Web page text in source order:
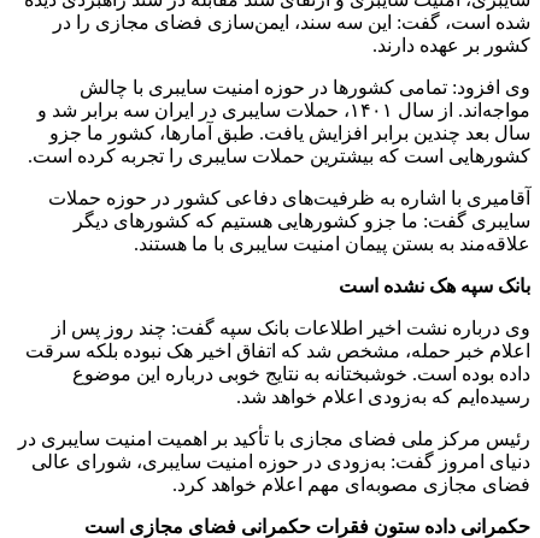
شده است، گفت: این سه سند، ایمن‌سازی فضای مجازی را در
کشور بر عهده دارند.
وی افزود: تمامی کشورها در حوزه امنیت سایبری با چالش
مواجه‌اند. از سال ۱۴۰۱، حملات سایبری در ایران سه برابر شد و
سال بعد چندین برابر افزایش یافت. طبق آمارها، کشور ما جزو
کشورهایی است که بیشترین حملات سایبری را تجربه کرده است.
آقامیری با اشاره به ظرفیت‌های دفاعی کشور در حوزه حملات
سایبری گفت: ما جزو کشورهایی هستیم که کشورهای دیگر
علاقه‌مند به بستن پیمان امنیت سایبری با ما هستند.
بانک سپه هک نشده است
وی درباره نشت اخیر اطلاعات بانک‌ سپه گفت: چند روز پس از
اعلام خبر حمله، مشخص شد که اتفاق اخیر هک نبوده بلکه سرقت
داده بوده است. خوشبختانه به نتایج خوبی درباره این موضوع
رسیده‌ایم که به‌زودی اعلام خواهد شد.
رئیس مرکز ملی فضای مجازی با تأکید بر اهمیت امنیت سایبری در
دنیای امروز گفت: به‌زودی در حوزه امنیت سایبری، شورای عالی
فضای مجازی مصوبه‌ای مهم اعلام خواهد کرد.
حکمرانی داده ستون فقرات حکمرانی فضای مجازی است